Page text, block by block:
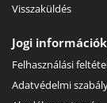
Visszaküldés
Jogi információk
Felhasználási
Adatvédelmi